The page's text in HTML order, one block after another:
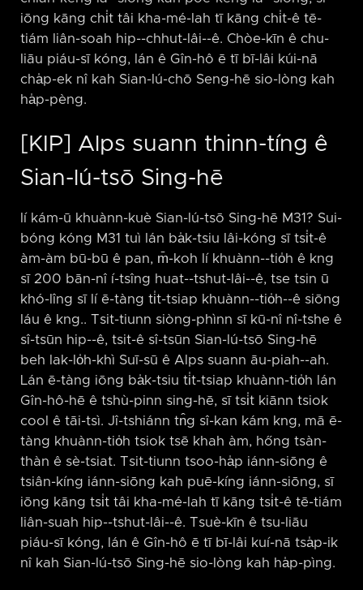
iōng kāng chi̍t tâi kha-mé-lah tī kāng chi̍t-ê tē-
tiám liân-soah hip-⁠-chhut-lâi-⁠-ê. Chòe-kīn ê chu-
liāu piáu-sī kóng, lán ê Gîn-hô ē tī bī-lâi kúi-nā
cha̍p-ek nî kah Sian-lú-chō Seng-hē sio-lòng kah
ha̍p-pèng.
[KIP] Alps suann thinn-tíng ê
Sian-lú-tsō Sing-hē
lí kám-ū khuànn-kuè Sian-lú-tsō Sing-hē M31? Sui-
bóng kóng M31 tuì lán ba̍k-tsiu lâi-kóng sī tsi̍t-ê
àm-àm bū-bū ê pan, m̄-koh lí khuànn-⁠-tio̍h ê kng
sī 200 bān-nî í-tsîng huat-⁠-tshut-lâi-⁠-ê, tse tsin ū
khó-lîng sī lí ē-tàng ti̍t-tsiap khuànn-⁠-tio̍h-⁠-ê siōng
láu ê kng.. Tsit-tiunn siòng-phìnn sī kū-nî nî-tshe ê
sî-tsūn hip-⁠-ê, tsit-ê sî-tsūn Sian-lú-tsō Sing-hē
beh lak-lo̍h-khì Suī-sū ê Alps suann āu-piah-⁠-ah.
Lán ē-tàng iōng ba̍k-tsiu ti̍t-tsiap khuànn-tio̍h lán
Gîn-hô-hē ê tshù-pinn sing-hē, sī tsi̍t kiānn tsiok
cool ê tāi-tsì. Jî-tshiánn tn̂g sî-kan kám kng, mā ē-
tàng khuànn-tio̍h tsiok tsē khah àm, hőng tsàn-
thàn ê sè-tsiat. Tsit-tiunn tsoo-ha̍p iánn-siōng ê
tsiân-kíng iánn-siōng kah puē-kíng iánn-siōng, sī
iōng kāng tsi̍t tâi kha-mé-lah tī kāng tsi̍t-ê tē-tiám
liân-suah hip-⁠-tshut-lâi-⁠-ê. Tsuè-kīn ê tsu-liāu
piáu-sī kóng, lán ê Gîn-hô ē tī bī-lâi kuí-nā tsa̍p-ik
nî kah Sian-lú-tsō Sing-hē sio-lòng kah ha̍p-pìng.